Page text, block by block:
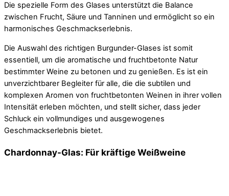
Die spezielle Form des Glases unterstützt die Balance
zwischen Frucht, Säure und Tanninen und ermöglicht so ein
harmonisches Geschmackserlebnis.
Die Auswahl des richtigen Burgunder-Glases ist somit
essentiell, um die aromatische und fruchtbetonte Natur
bestimmter Weine zu betonen und zu genießen. Es ist ein
unverzichtbarer Begleiter für alle, die die subtilen und
komplexen Aromen von fruchtbetonten Weinen in ihrer vollen
Intensität erleben möchten, und stellt sicher, dass jeder
Schluck ein vollmundiges und ausgewogenes
Geschmackserlebnis bietet.
Chardonnay-Glas: Für kräftige Weißweine